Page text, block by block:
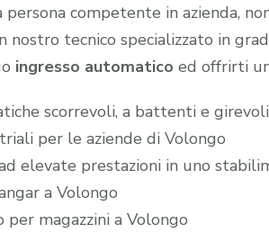
persona competente in azienda,
nostro tecnico specializzato in
ingresso automatico ed offrirti
scorrevoli, a battenti e
per le aziende di Volongo
elevate prestazioni in uno
a Volongo
per magazzini a Volongo